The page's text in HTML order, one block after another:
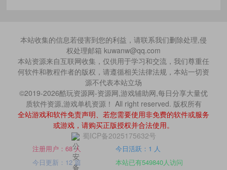
本站收集的信息若侵害到您的利益，请联系我们删除处理,侵
权处理邮箱 kuwanw@qq.com
本站资源来自互联网收集，仅供用于学习和交流，我们尊重任
何软件和教程作者的版权，请遵循相关法律法规，本站一切资
源不代表本站立场
©2019-2026酷玩资源网-资源网,游戏辅助网,每日分享大量优
质软件资源,游戏单机资源！ All right reserved. 版权所有
全站游戏和软件免责声明、若您需要使用非免费的软件或服务
或游戏，请购买正版授权并合法使用。
蜀ICP备2025175632号
注册用户：68 人
今日活跃：1 人
今日更新：12 篇
本站已有549840人访问